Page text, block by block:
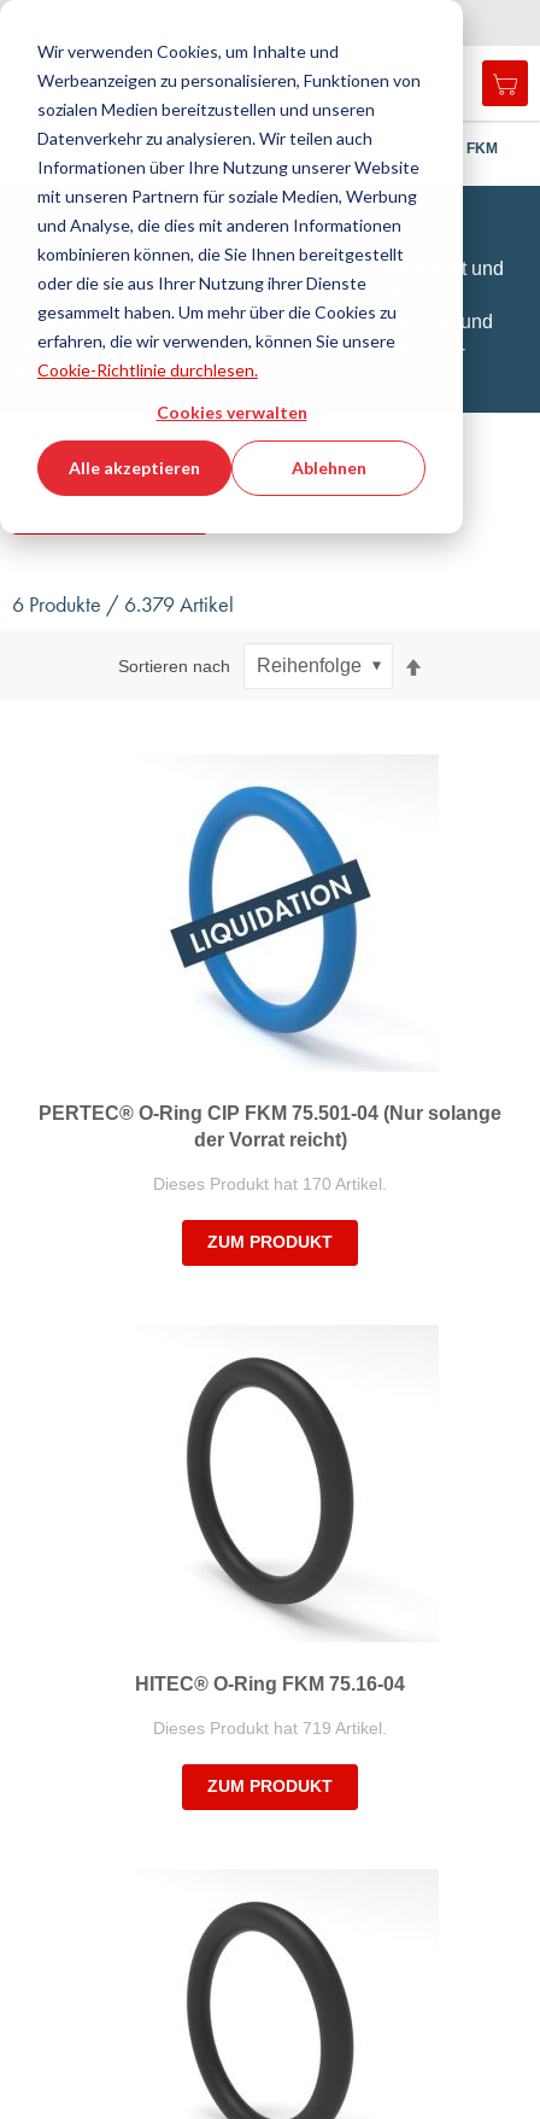
Wir verwenden Cookies, um Inhalte und
Werbeanzeigen zu personalisieren, Funktionen von
sozialen Medien bereitzustellen und unseren
Datenverkehr zu analysieren. Wir teilen auch
Informationen über Ihre Nutzung unserer Website
mit unseren Partnern für soziale Medien, Werbung
und Analyse, die dies mit anderen Informationen
kombinieren können, die Sie Ihnen bereitgestellt
oder die sie aus Ihrer Nutzung ihrer Dienste
gesammelt haben. Um mehr über die Cookies zu
erfahren, die wir verwenden, können Sie unsere
Cookie-Richtlinie durchlesen.
Cookies verwalten
Alle akzeptieren Ablehnen
umschalten
search
Suche
Suche
Startseite Dichtungstechnik O-Ringe / X-Ringe O-Ring FKM
O-Ringe FKM
Hoher Fluorgehalt für breite chemische Beständigkeit und
hervorragendes Hochtemperaturverhalten. FKM-
Dichtungslösungen für Prozessindustrie, chemische und
Lebensmittelindustrie sowie industrielle Engineering-
Anwendungen.
Filtern
6 Produkte / 6.379 Artikel
Sortieren nach
PERTEC® O-Ring CIP FKM 75.501-04 (Nur solange
der Vorrat reicht)
Dieses Produkt hat 170 Artikel.
ZUM PRODUKT
HITEC® O-Ring FKM 75.16-04
Dieses Produkt hat 719 Artikel.
ZUM PRODUKT